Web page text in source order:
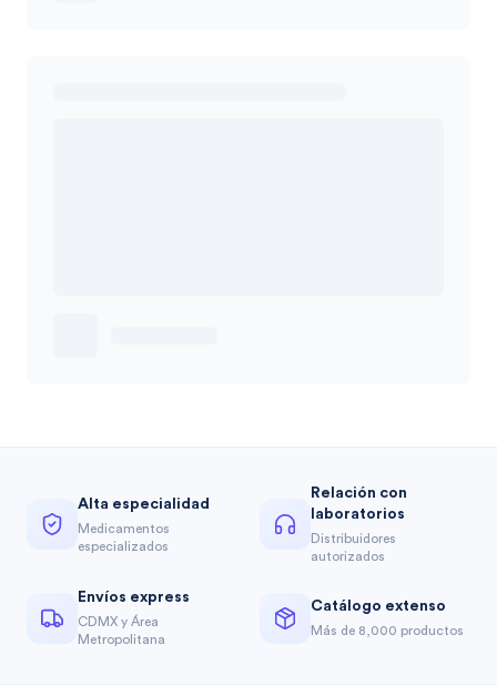
Alta especialidad
Medicamentos
especializados
Relación con
laboratorios
Distribuidores
autorizados
Envíos express
CDMX y Área
Metropolitana
Catálogo extenso
Más de 8,000 productos